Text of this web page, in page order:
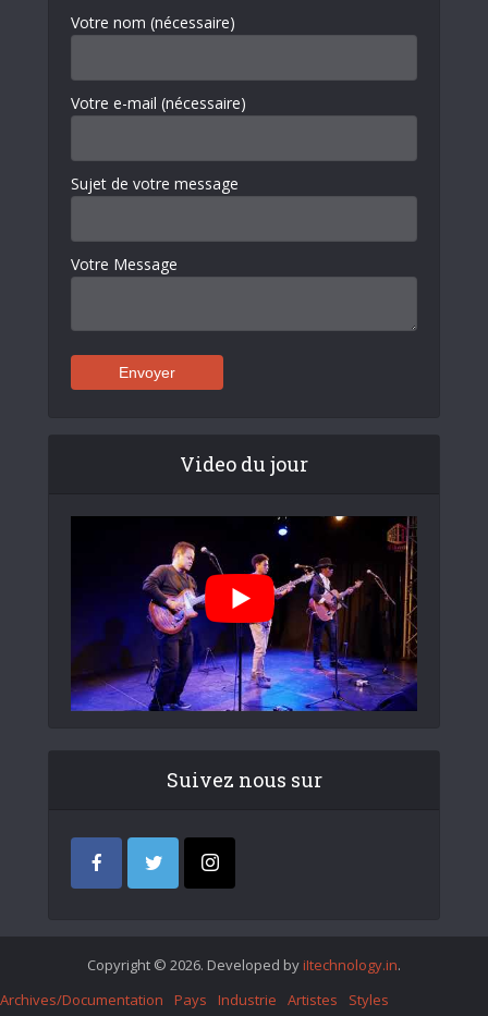
Votre nom (nécessaire)
Votre e-mail (nécessaire)
Sujet de votre message
Votre Message
Video du jour
Suivez nous sur
Copyright © 2026. Developed by iItechnology.in.
Archives/Documentation
Pays Industrie Artistes
Styles